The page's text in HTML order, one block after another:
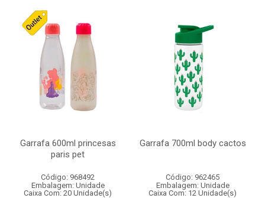
Garrafa 600ml princesas
paris pet
Código: 968492
Embalagem: Unidade
Caixa Com: 20 Unidade(s)
Garrafa 700ml body cactos
Código: 962465
Embalagem: Unidade
Caixa Com: 12 Unidade(s)